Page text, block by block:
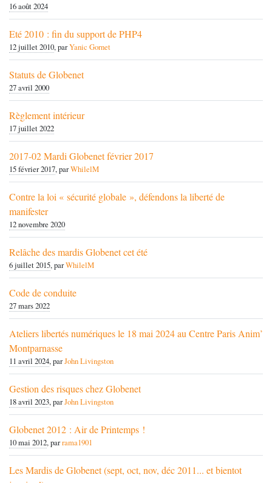
16 août 2024
Eté 2010 : fin du support de PHP4
12 juillet 2010, parYanic Gornet
Statuts de Globenet
27 avril 2000
Règlement intérieur
17 juillet 2022
2017-02 Mardi Globenet février 2017
15 février 2017, parWhilelM
Contre la loi « sécurité globale », défendons la liberté de
manifester
12 novembre 2020
Relâche des mardis Globenet cet été
6 juillet 2015, parWhilelM
Code de conduite
27 mars 2022
Ateliers libertés numériques le 18 mai 2024 au Centre Paris Anim’
Montparnasse
11 avril 2024, parJohn Livingston
Gestion des risques chez Globenet
18 avril 2023, parJohn Livingston
Globenet 2012 : Air de Printemps !
10 mai 2012, parrama1901
Les Mardis de Globenet (sept, oct, nov, déc 2011... et bientot